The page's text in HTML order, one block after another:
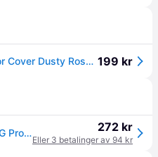
UAG iPhone 12/12 Pro U Anchor Cover Dusty Rose deksel 199 kr
UAG Apple iPhone 12/12 Pro 5G Protective Case Anchor - Dusty Rose 272 kr
Eller 3 betalinger av 94 kr